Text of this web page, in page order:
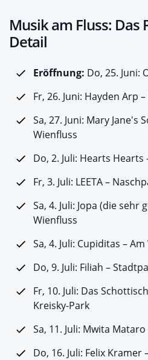
Musik am Fluss: Das
Detail
Eröffnung: Do, 25. Juni:
Fr, 26. Juni: Hayden Arp
Sa, 27. Juni: Mary Jane's
Wienfluss
Do, 2. Juli: Hearts
Fr, 3. Juli: LEETA –
Sa, 4. Juli: Jopa (die sehr
Wienfluss
Sa, 4. Juli: Cupiditas –
Do, 9. Juli: Filiah –
Fr, 10. Juli: Das
Kreisky-Park
Sa, 11. Juli: Mwita
Do, 16. Juli: Felix Kramer